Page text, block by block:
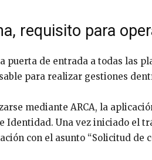
requisito para
puerta de entrada a todas las
para realizar gestiones
mediante ARCA, la
Identidad. Una vez iniciado el
con el asunto “Solicitud de